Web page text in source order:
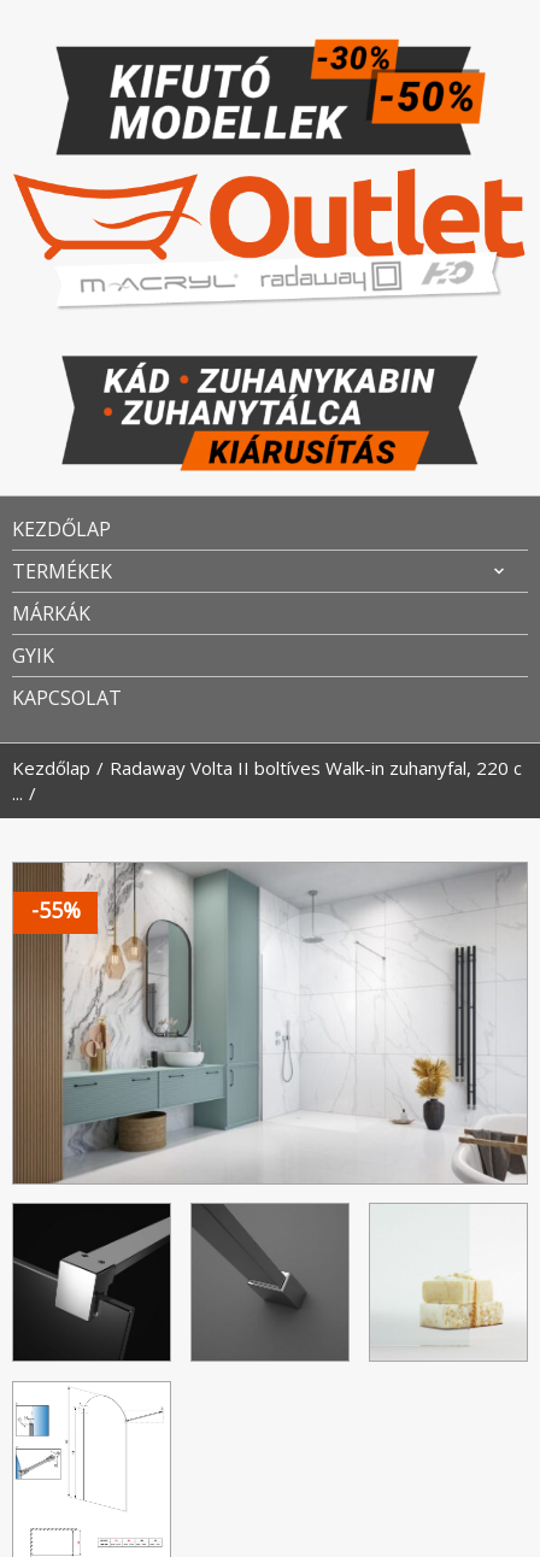
KEZDŐLAP
TERMÉKEK
MÁRKÁK
GYIK
KAPCSOLAT
Kezdőlap
Radaway Volta II boltíves Walk-in zuhanyfal, 220 c
...
-55%